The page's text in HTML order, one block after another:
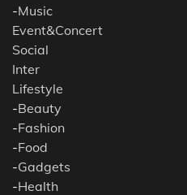
-Music
Event&Concert
Social
Inter
Lifestyle
-Beauty
-Fashion
-Food
-Gadgets
-Health